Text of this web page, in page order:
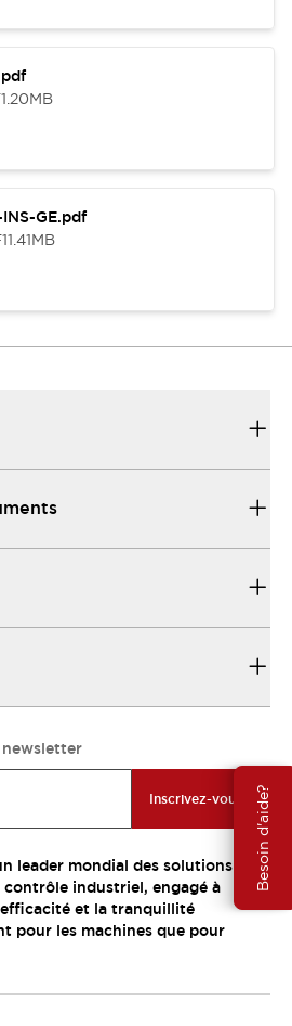
Besoin d'aide?
1.20MB
GE.pdf
11.41MB
Inscrivez-vous
leader mondial des solutions
industriel, engagé à
et la tranquillité
pour les machines que pour